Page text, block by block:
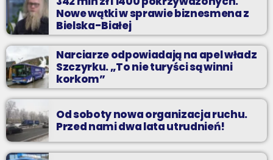
Nowe wątki w sprawie biznesmena z
Bielska-Białej
Narciarze odpowiadają na apel władz
Szczyrku. „To nie turyści są winni
korkom”
Od soboty nowa organizacja ruchu.
Przed nami dwa lata utrudnień!